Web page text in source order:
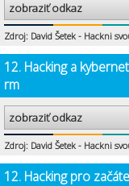
zobraziť odkaz
Zdroj: David Šetek - Hackni
12. Hacking a
rm
zobraziť odkaz
Zdroj: David Šetek - Hackni
12. Hacking pro